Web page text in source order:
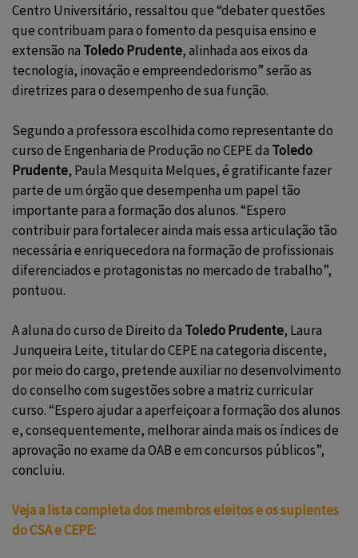
Centro Universitário, ressaltou que “debater questões
que contribuam para o fomento da pesquisa ensino e
extensão na Toledo Prudente, alinhada aos eixos da
tecnologia, inovação e empreendedorismo” serão as
diretrizes para o desempenho de sua função.
Segundo a professora escolhida como representante do
curso de Engenharia de Produção no CEPE da Toledo
Prudente, Paula Mesquita Melques, é gratificante fazer
parte de um órgão que desempenha um papel tão
importante para a formação dos alunos. “Espero
contribuir para fortalecer ainda mais essa articulação tão
necessária e enriquecedora na formação de profissionais
diferenciados e protagonistas no mercado de trabalho”,
pontuou.
A aluna do curso de Direito da Toledo Prudente, Laura
Junqueira Leite, titular do CEPE na categoria discente,
por meio do cargo, pretende auxiliar no desenvolvimento
do conselho com sugestões sobre a matriz curricular
curso. “Espero ajudar a aperfeiçoar a formação dos alunos
e, consequentemente, melhorar ainda mais os índices de
aprovação no exame da OAB e em concursos públicos”,
concluiu.
Veja a lista completa dos membros eleitos e os suplentes
do CSA e CEPE: